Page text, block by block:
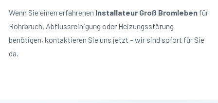
Wenn Sie einen erfahrenen Installateur Groß Bromlebenfür
Rohrbruch, Abflussreinigung oder Heizungsstörung
benötigen, kontaktieren Sie uns jetzt – wir sind sofort für Sie
da.